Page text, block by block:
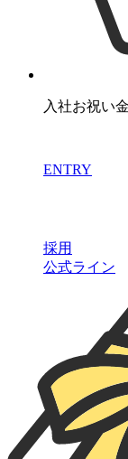
入社お祝い
ENTRY
採用
公式ライン